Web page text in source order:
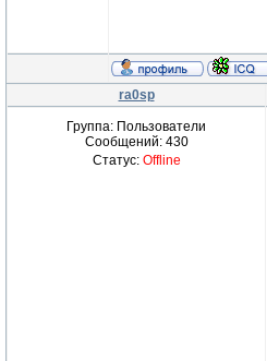
ra0sp
Группа: Пользователи
Сообщений: 430
Статус: Offline